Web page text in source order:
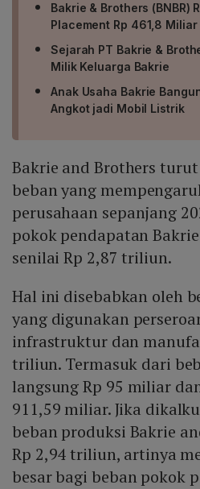
Bakrie & Brothers (BNBR)
Placement Rp 461,8 Miliar
Sejarah PT Bakrie &
Milik Keluarga Bakrie
Anak Usaha Bakrie
Angkot jadi Mobil Listrik
Bakrie and Brothers
beban yang
perusahaan sepanjang
pokok pendapatan
senilai Rp 2,87 triliun.
Hal ini disebabkan oleh
yang digunakan
infrastruktur dan
triliun. Termasuk dari
langsung Rp 95 miliar
911,59 miliar. Jika
beban produksi Bakrie
Rp 2,94 triliun, artinya
besar bagi beban pokok